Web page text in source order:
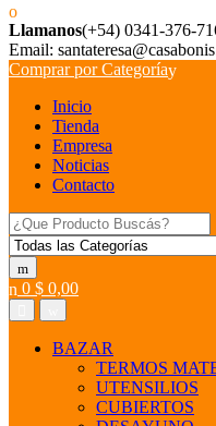
Llamanos(+54) 0341-376-
Email:
Comprar por Categoría
Inicio
Tienda
Empresa
Noticias
Contacto
Search for:
0 $ 0,00
BAZAR
TERMOS
UTENSILIOS
CUBIERTOS